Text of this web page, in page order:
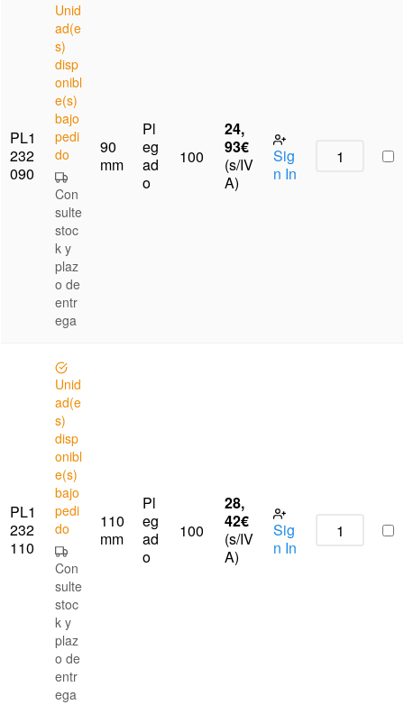
PL1
232
090
Unid
ad(e
s)
disp
onibl
e(s)
bajo
pedi
do
Con
sulte
stoc
k y
plaz
o de
entr
ega
90
mm
Pl
eg
ad
o
100
24,
93€
(s/IV
A)
Sig
n In
PL1
232
110
Unid
ad(e
s)
disp
onibl
e(s)
bajo
pedi
do
Con
sulte
stoc
k y
plaz
o de
entr
ega
110
mm
Pl
eg
ad
o
100
28,
42€
(s/IV
A)
Sig
n In